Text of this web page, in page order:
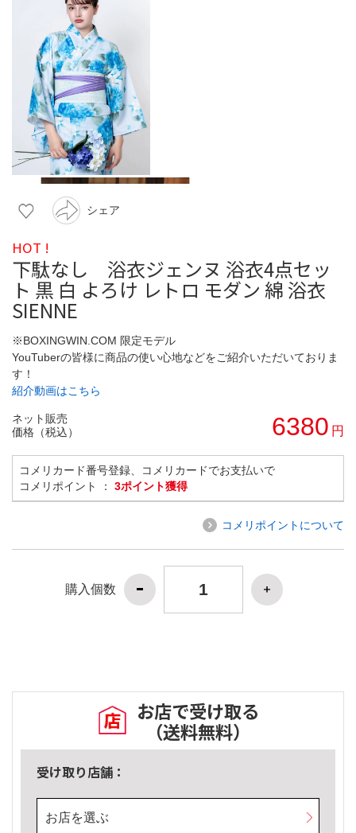
シェア
HOT !
下駄なし 浴衣ジェンヌ 浴衣4点セッ
ト 黒 白 よろけ レトロ モダン 綿 浴衣
SIENNE
※BOXINGWIN.COM 限定モデル
YouTuberの皆様に商品の使い心地などをご紹介いただいておりま
す！
紹介動画はこちら
ネット販売
価格（税込）
6380 円
コメリカード番号登録、コメリカードでお支払いで
コメリポイント ： 3ポイント獲得
コメリポイントについて
購入個数
お店で受け取る
（送料無料）
受け取り店舗：
お店を選ぶ